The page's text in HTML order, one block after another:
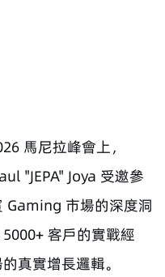
馬尼拉峰會上，
"JEPA" Joya 受邀參
Gaming 市場的深度洞
客戶的實戰經
真實增長邏輯。